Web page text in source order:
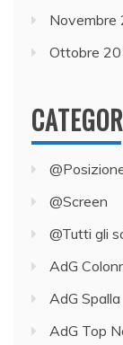
Novembre
Ottobre
@Screen
@Tutti gli
AdG
AdG Spalla
AdG Top